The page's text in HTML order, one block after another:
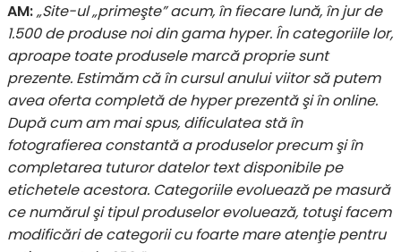
AM:„Site-ul „primeşte” acum, în fiecare lună, în jur de
1.500 de produse noi din gama hyper. În categoriile lor,
aproape toate produsele marcă proprie sunt
prezente. Estimăm că în cursul anului viitor să putem
avea oferta completă de hyper prezentă şi în online.
După cum am mai spus, dificulatea stă în
fotografierea constantă a produselor precum şi în
completarea tuturor datelor text disponibile pe
etichetele acestora. Categoriile evoluează pe masură
ce numărul şi tipul produselor evoluează, totuşi facem
modificări de categorii cu foarte mare atenţie pentru